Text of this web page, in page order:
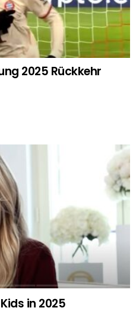
2025 Rückkehr
in 2025